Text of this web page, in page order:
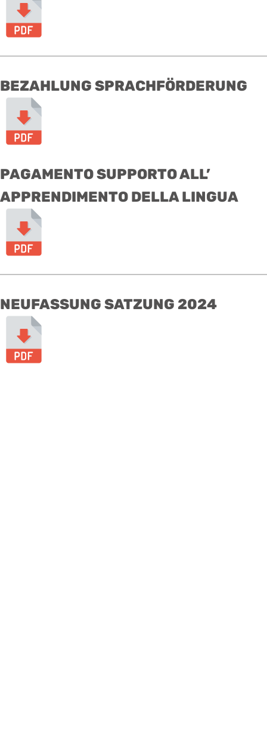
BEZAHLUNG SPRACHFÖRDERUNG
PAGAMENTO SUPPORTO ALL’
APPRENDIMENTO DELLA LINGUA
NEUFASSUNG SATZUNG 2024